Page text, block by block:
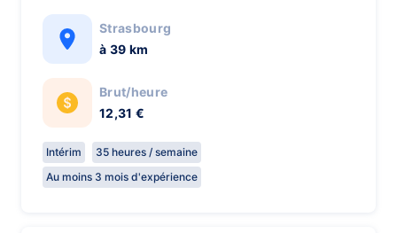
Strasbourg
à 39 km
Brut/heure
12,31 €
Intérim
35 heures / semaine
Au moins 3 mois d'expérience